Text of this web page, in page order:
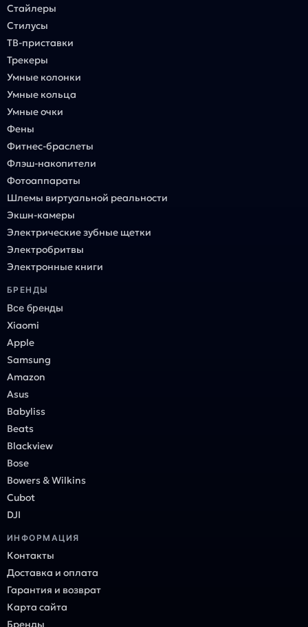
Стайлеры
Стилусы
ТВ-приставки
Трекеры
Умные колонки
Умные кольца
Умные очки
Фены
Фитнес-браслеты
Флэш-накопители
Фотоаппараты
Шлемы виртуальной реальности
Экшн-камеры
Электрические зубные щетки
Электробритвы
Электронные книги
БРЕНДЫ
Все бренды
Xiaomi
Apple
Samsung
Amazon
Asus
Babyliss
Beats
Blackview
Bose
Bowers & Wilkins
Cubot
DJI
ИНФОРМАЦИЯ
Контакты
Доставка и оплата
Гарантия и возврат
Карта сайта
Бренды